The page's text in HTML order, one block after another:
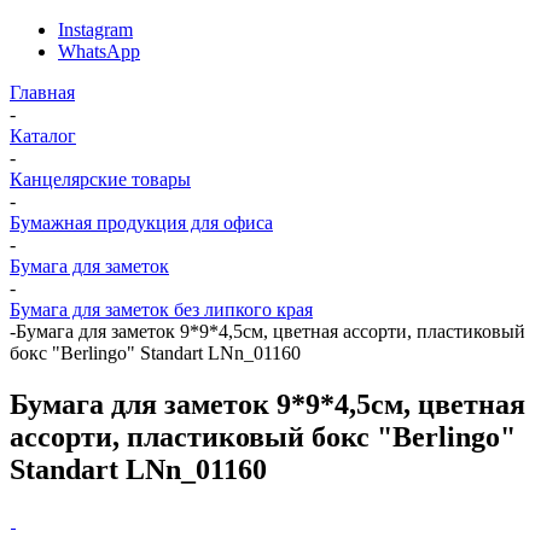
Instagram
WhatsApp
Главная
-
Каталог
-
Канцелярские товары
-
Бумажная продукция для офиса
-
Бумага для заметок
-
Бумага для заметок без липкого края
-Бумага для заметок 9*9*4,5см, цветная ассорти, пластиковый
бокс "Berlingo" Standart LNn_01160
Бумага для заметок 9*9*4,5см, цветная
ассорти, пластиковый бокс "Berlingo"
Standart LNn_01160